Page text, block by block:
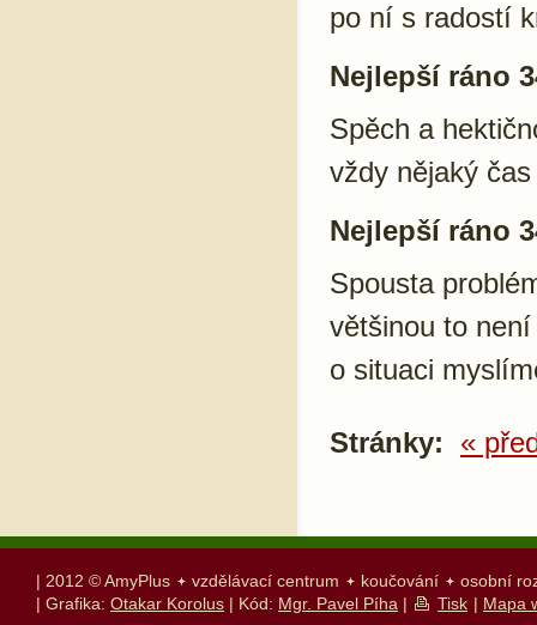
po ní s radostí
Nejlepší ráno
Spěch a
vždy nějaký
Nejlepší ráno
Spousta
většinou to
o situaci
Stránky: «
| 2012 © AmyPlus vzdělávací centrum koučování
osobní
| Grafika: Otakar Korolus | Kód: Mgr. Pavel Píha | Tisk | Mapa